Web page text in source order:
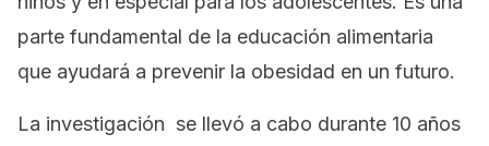
parte fundamental de la educación alimentaria
que ayudará a prevenir la obesidad en un futuro.
La investigación se llevó a cabo durante 10 años